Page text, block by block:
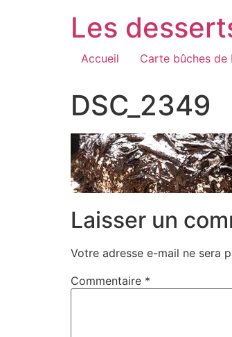
Les
Accueil Carte bûches de
DSC_2349
Laisser un
Votre adresse e-mail ne sera
Commentaire *